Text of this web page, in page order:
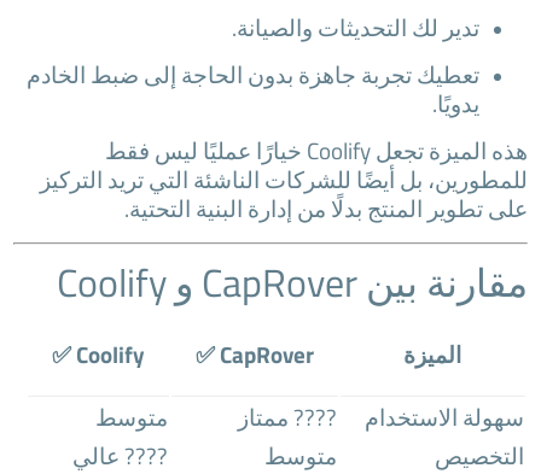
تدير لك التحديثات والصيانة.
تعطيك تجربة جاهزة بدون الحاجة إلى ضبط الخادم
يدويًا.
هذه الميزة تجعل Coolify خيارًا عمليًا ليس فقط
للمطورين، بل أيضًا للشركات الناشئة التي تريد التركيز
على تطوير المنتج بدلًا من إدارة البنية التحتية.
مقارنة بين CapRover و Coolify
الميزة CapRover ✅
Coolify ✅
سهولة الاستخدام
???? ممتاز
متوسط
التخصيص
متوسط
???? عالي